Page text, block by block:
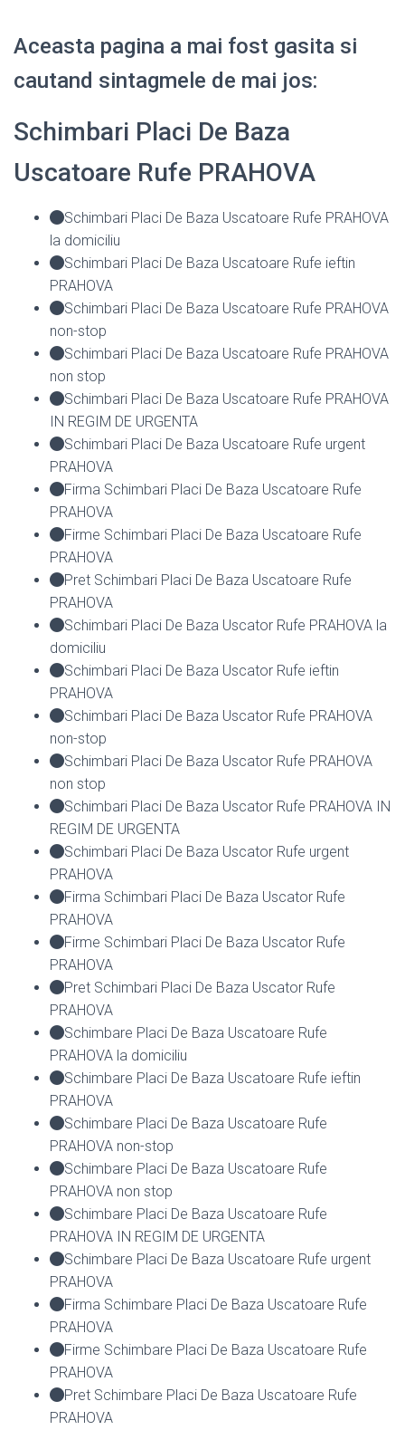
Aceasta pagina a mai fost gasita si
cautand sintagmele de mai jos:
Schimbari Placi De Baza
Uscatoare Rufe PRAHOVA
Schimbari Placi De Baza Uscatoare Rufe PRAHOVA
la domiciliu
Schimbari Placi De Baza Uscatoare Rufe ieftin
PRAHOVA
Schimbari Placi De Baza Uscatoare Rufe PRAHOVA
non-stop
Schimbari Placi De Baza Uscatoare Rufe PRAHOVA
non stop
Schimbari Placi De Baza Uscatoare Rufe PRAHOVA
IN REGIM DE URGENTA
Schimbari Placi De Baza Uscatoare Rufe urgent
PRAHOVA
Firma Schimbari Placi De Baza Uscatoare Rufe
PRAHOVA
Firme Schimbari Placi De Baza Uscatoare Rufe
PRAHOVA
Pret Schimbari Placi De Baza Uscatoare Rufe
PRAHOVA
Schimbari Placi De Baza Uscator Rufe PRAHOVA la
domiciliu
Schimbari Placi De Baza Uscator Rufe ieftin
PRAHOVA
Schimbari Placi De Baza Uscator Rufe PRAHOVA
non-stop
Schimbari Placi De Baza Uscator Rufe PRAHOVA
non stop
Schimbari Placi De Baza Uscator Rufe PRAHOVA IN
REGIM DE URGENTA
Schimbari Placi De Baza Uscator Rufe urgent
PRAHOVA
Firma Schimbari Placi De Baza Uscator Rufe
PRAHOVA
Firme Schimbari Placi De Baza Uscator Rufe
PRAHOVA
Pret Schimbari Placi De Baza Uscator Rufe
PRAHOVA
Schimbare Placi De Baza Uscatoare Rufe
PRAHOVA la domiciliu
Schimbare Placi De Baza Uscatoare Rufe ieftin
PRAHOVA
Schimbare Placi De Baza Uscatoare Rufe
PRAHOVA non-stop
Schimbare Placi De Baza Uscatoare Rufe
PRAHOVA non stop
Schimbare Placi De Baza Uscatoare Rufe
PRAHOVA IN REGIM DE URGENTA
Schimbare Placi De Baza Uscatoare Rufe urgent
PRAHOVA
Firma Schimbare Placi De Baza Uscatoare Rufe
PRAHOVA
Firme Schimbare Placi De Baza Uscatoare Rufe
PRAHOVA
Pret Schimbare Placi De Baza Uscatoare Rufe
PRAHOVA